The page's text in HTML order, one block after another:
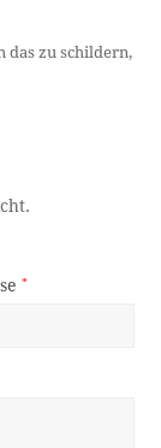
das zu schildern,
*